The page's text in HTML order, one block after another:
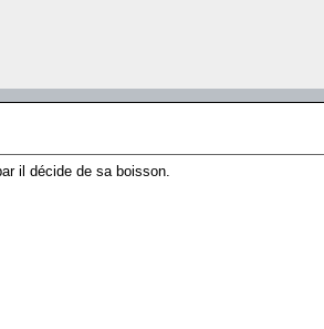
il décide de sa boisson.